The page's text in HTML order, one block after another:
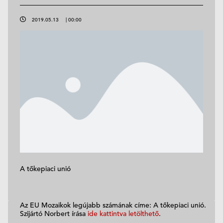
2019.05.13 | 00:00
A tőkepiaci unió
Az EU Mozaikok legújabb számának címe: A tőkepiaci unió.
Szijártó Norbert írása ide kattintva letölthető.